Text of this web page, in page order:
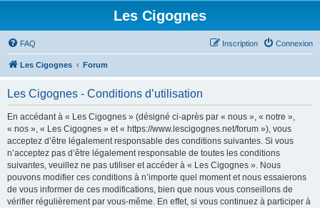
Les Cigognes
FAQ Connexion
Inscription
Les Cigognes Forum
Les Cigognes - Conditions d’utilisation
En accédant à « Les Cigognes » (désigné ci-après par « nous », « notre »,
« nos », « Les Cigognes » et « https://www.lescigognes.net/forum »), vous
acceptez d’être légalement responsable des conditions suivantes. Si vous
n’acceptez pas d’être légalement responsable de toutes les conditions
suivantes, veuillez ne pas utiliser et accéder à « Les Cigognes ». Nous
pouvons modifier ces conditions à n’importe quel moment et nous essaierons
de vous informer de ces modifications, bien que nous vous conseillons de
vérifier régulièrement par vous-même. En effet, si vous continuez à participer à